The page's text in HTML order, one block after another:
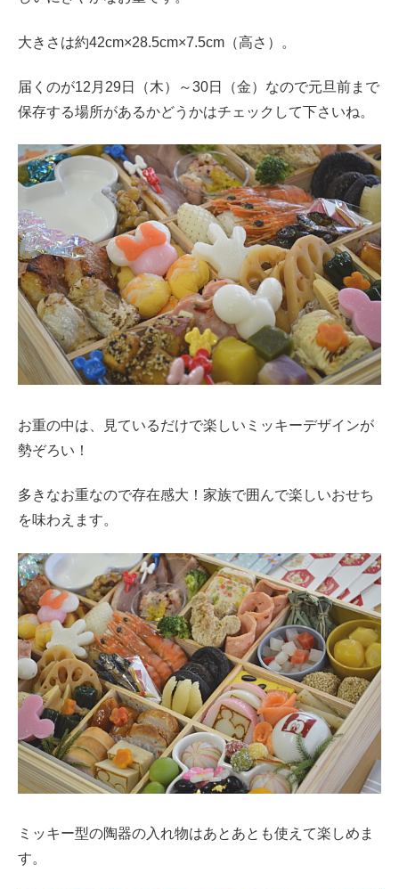
大きさは約42cm×28.5cm×7.5cm（高さ）。
届くのが12月29日（木）～30日（金）なので元旦前まで
保存する場所があるかどうかはチェックして下さいね。
お重の中は、見ているだけで楽しいミッキーデザインが
勢ぞろい！
多きなお重なので存在感大！家族で囲んで楽しいおせち
を味わえます。
ミッキー型の陶器の入れ物はあとあとも使えて楽しめま
す。